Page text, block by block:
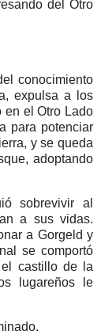
del Otro
conocimiento
expulsa a los
en el Otro Lado
para potenciar
y se queda
adoptando
sobrevivir al
a sus vidas.
a Gorgeld y
se comportó
castillo de la
lugareños le